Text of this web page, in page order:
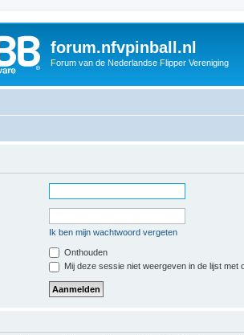
forum.nfvpinball.nl
Forum van de Nederlandse Flipper Vereniging
Ik ben mijn wachtwoord vergeten
Onthouden
Mij deze sessie niet weergeven in de lijst met